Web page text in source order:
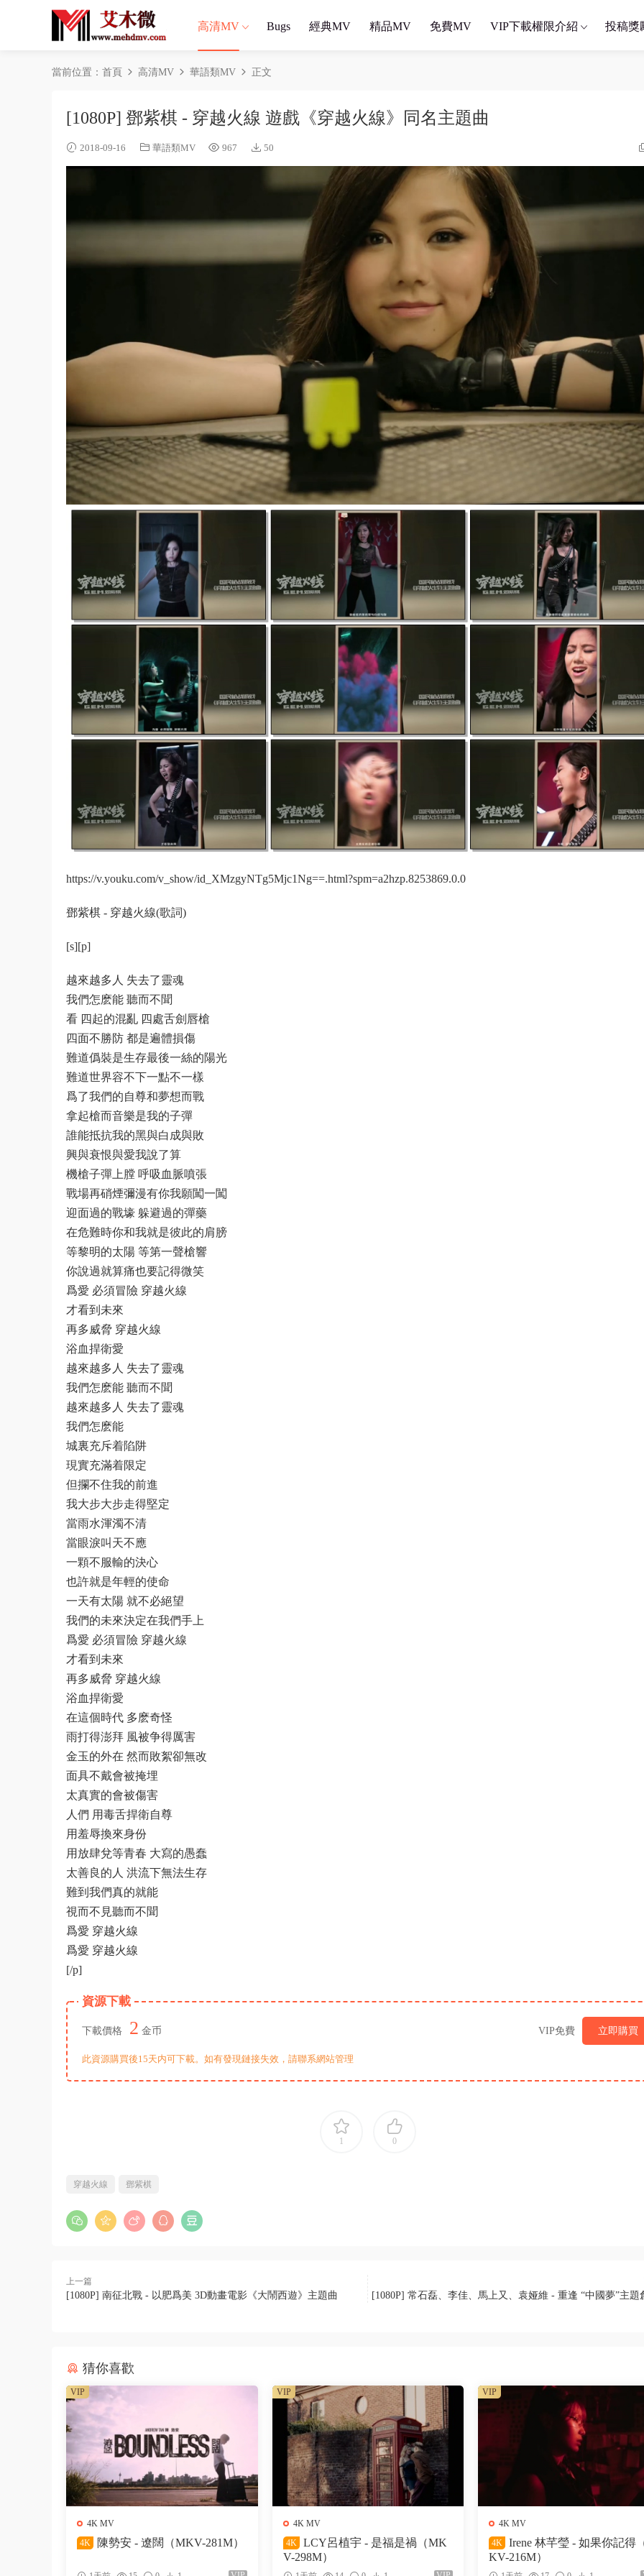
高清MV Bugs 經典MV 精品MV 免費MV VIP下載權限介紹 投稿獎
當前位置： 首頁 高清MV 華語類MV 正文
[1080P] 鄧紫棋 - 穿越火線 遊戲《穿越火線》同名主題曲
2018-09-16 華語類MV 967 50
https://v.youku.com/v_show/id_XMzgyNTg5Mjc1Ng==.html?spm=a2hzp.8253869.0.0
鄧紫棋 - 穿越火線(歌詞)
[s][p]
越來越多人 失去了靈魂
我們怎麽能 聽而不聞
看 四起的混亂 四處舌劍唇槍
四面不勝防 都是遍體損傷
難道僞裝是生存最後一絲的陽光
難道世界容不下一點不一樣
爲了我們的自尊和夢想而戰
拿起槍而音樂是我的子彈
誰能抵抗我的黑與白成與敗
興與衰恨與愛我說了算
機槍子彈上膛 呼吸血脈噴張
戰場再硝煙彌漫有你我願闖一闖
迎面過的戰壕 躲避過的彈藥
在危難時你和我就是彼此的肩膀
等黎明的太陽 等第一聲槍響
你說過就算痛也要記得微笑
爲愛 必須冒險 穿越火線
才看到未來
再多威脅 穿越火線
浴血捍衛愛
越來越多人 失去了靈魂
我們怎麽能 聽而不聞
越來越多人 失去了靈魂
我們怎麽能
城裏充斥着陷阱
現實充滿着限定
但攔不住我的前進
我大步大步走得堅定
當雨水渾濁不清
當眼淚叫天不應
一顆不服輸的決心
也許就是年輕的使命
一天有太陽 就不必絕望
我們的未來決定在我們手上
爲愛 必須冒險 穿越火線
才看到未來
再多威脅 穿越火線
浴血捍衛愛
在這個時代 多麽奇怪
雨打得澎拜 風被争得厲害
金玉的外在 然而敗絮卻無改
面具不戴會被掩埋
太真實的會被傷害
人們 用毒舌捍衛自尊
用羞辱換來身份
用放肆兌等青春 大寫的愚蠢
太善良的人 洪流下無法生存
難到我們真的就能
視而不見聽而不聞
爲愛 穿越火線
爲愛 穿越火線
[/p]
資源下載
下載價格 2 金币 VIP免費 立即購買
此資源購買後15天内可下載。如有發現鏈接失效，請聯系網站管理
1 0
穿越火線 鄧紫棋
上一篇
[1080P] 南征北戰 - 以肥爲美 3D動畫電影《大鬧西遊》主題曲
[1080P] 常石磊、李佳、馬上又、袁娅維 - 重逢 “中國夢”主題
猜你喜歡
4K MV
4K
陳勢安 - 遼闊（MKV-281M）
VIP
4K MV
4K
LCY呂植宇 - 是福是禍（MK
V-298M）
VIP
4K MV
4K
Irene 林芊瑩 - 如果你記得
KV-216M）
VIP